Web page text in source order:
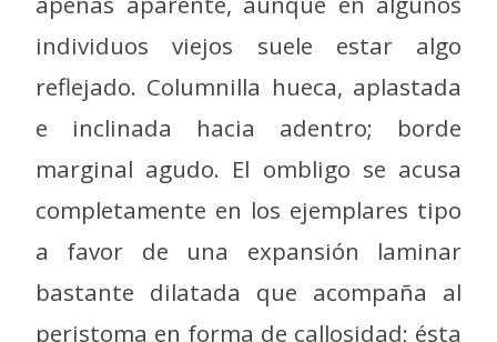
individuos viejos suele estar algo
reflejado. Columnilla hueca, aplastada
e inclinada hacia adentro; borde
marginal agudo. El ombligo se acusa
completamente en los ejemplares tipo
a favor de una expansión laminar
bastante dilatada que acompaña al
peristoma en forma de callosidad; ésta